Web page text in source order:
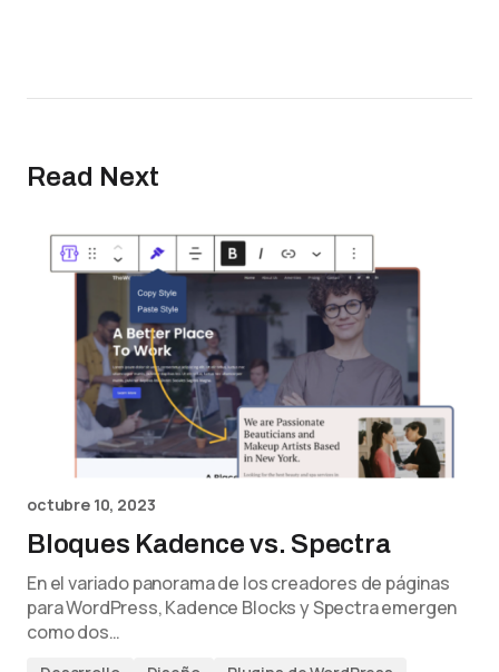
Read Next
octubre 10, 2023
Bloques Kadence vs. Spectra
En el variado panorama de los creadores de páginas
para WordPress, Kadence Blocks y Spectra emergen
como dos…